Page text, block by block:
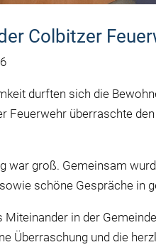
Colbitzer
durften sich die
Feuerwehr überraschte
war groß. Gemeinsam
schöne Gespräche in
in der
Überraschung und die